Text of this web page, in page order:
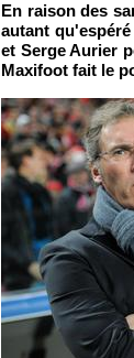
En raison des
autant
et Serge Aurier
Maxifoot fait le